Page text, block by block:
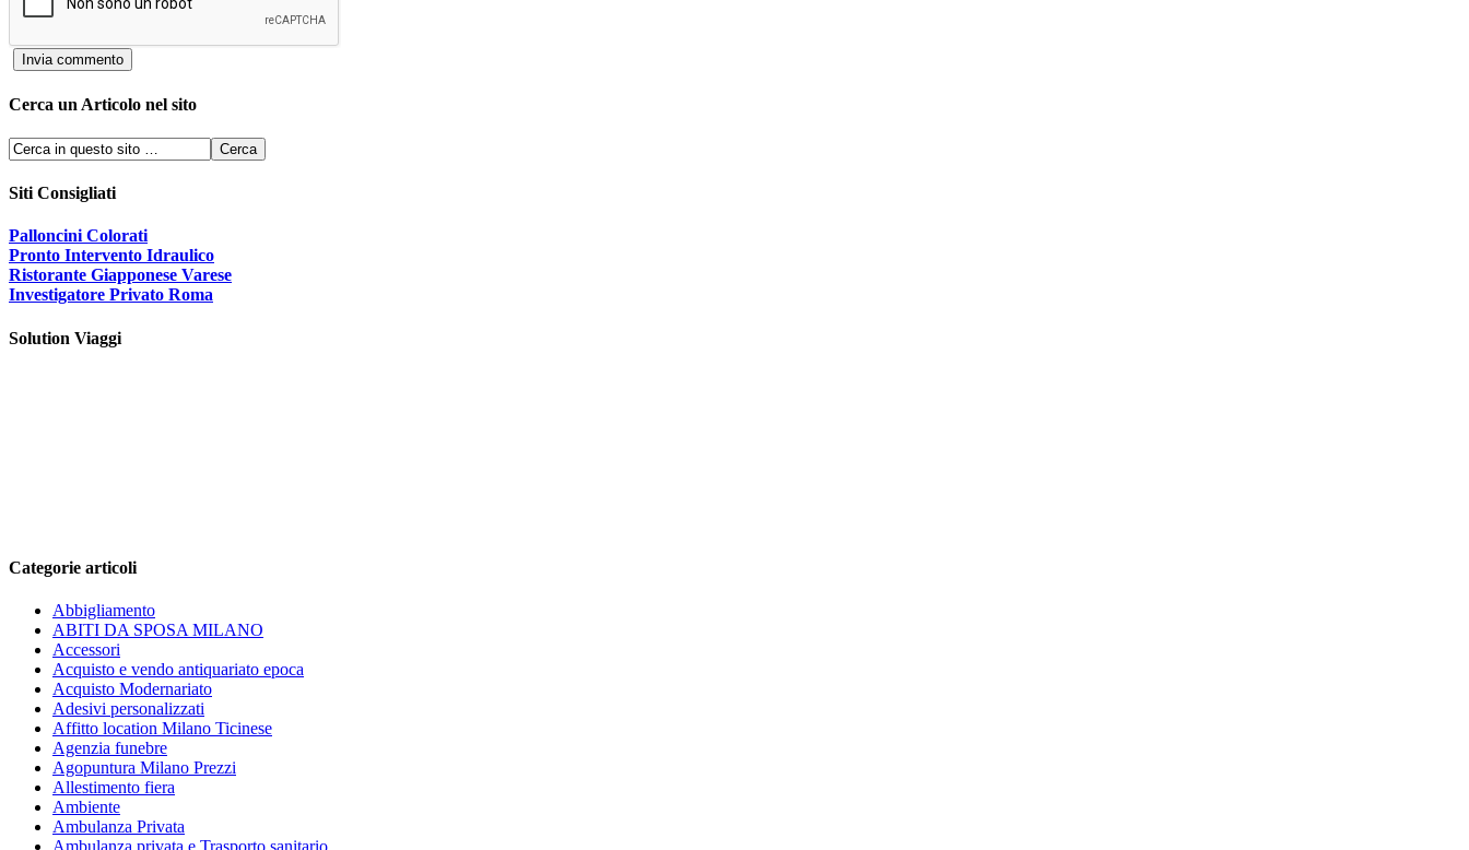
Cerca un Articolo nel sito
Siti Consigliati
Palloncini Colorati
Pronto Intervento Idraulico
Ristorante Giapponese Varese
Investigatore Privato Roma
Solution Viaggi
Categorie articoli
Abbigliamento
ABITI DA SPOSA MILANO
Accessori
Acquisto e vendo antiquariato epoca
Acquisto Modernariato
Adesivi personalizzati
Affitto location Milano Ticinese
Agenzia funebre
Agopuntura Milano Prezzi
Allestimento fiera
Ambiente
Ambulanza Privata